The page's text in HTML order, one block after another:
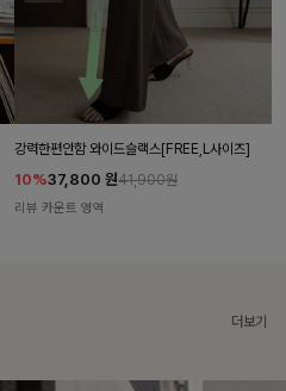
강력한편안함 와이드슬랙스[FREE,L사이즈]
10%37,800 원41,900원
리뷰 카운트 영역
더보기